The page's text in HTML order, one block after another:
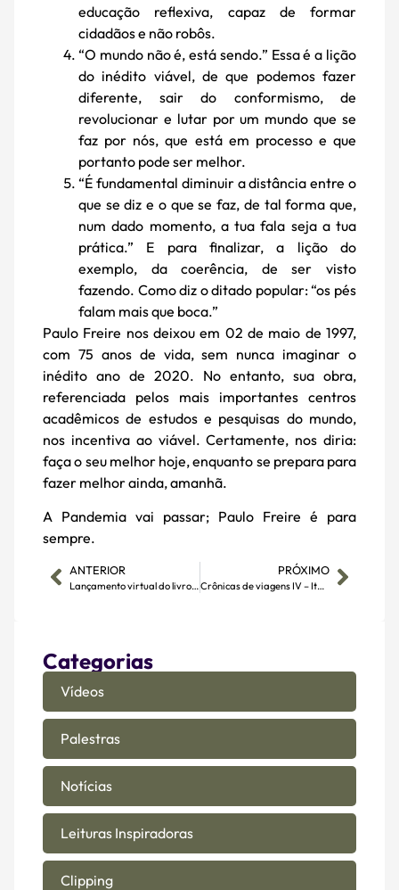
educação reflexiva, capaz de formar
cidadãos e não robôs.
“O mundo não é, está sendo.” Essa é a lição
do inédito viável, de que podemos fazer
diferente, sair do conformismo, de
revolucionar e lutar por um mundo que se
faz por nós, que está em processo e que
portanto pode ser melhor.
“É fundamental diminuir a distância entre o
que se diz e o que se faz, de tal forma que,
num dado momento, a tua fala seja a tua
prática.” E para finalizar, a lição do
exemplo, da coerência, de ser visto
fazendo. Como diz o ditado popular: “os pés
falam mais que boca.”
Paulo Freire nos deixou em 02 de maio de 1997,
com 75 anos de vida, sem nunca imaginar o
inédito ano de 2020. No entanto, sua obra,
referenciada pelos mais importantes centros
acadêmicos de estudos e pesquisas do mundo,
nos incentiva ao viável. Certamente, nos diria:
faça o seu melhor hoje, enquanto se prepara para
fazer melhor ainda, amanhã.
A Pandemia vai passar; Paulo Freire é para
sempre.
ANTERIOR
Lançamento virtual do livro Lugares da Memória
PRÓXIMO
Crônicas de viagens IV – Itajaí
Categorias
Vídeos
Palestras
Notícias
Leituras Inspiradoras
Clipping